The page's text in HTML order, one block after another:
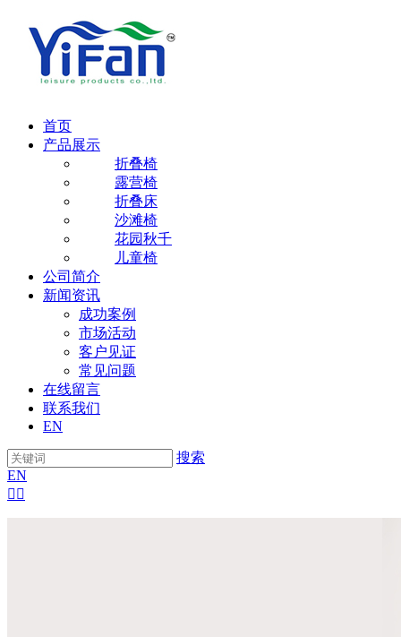
首页
产品展示
折叠椅
露营椅
折叠床
沙滩椅
花园秋千
儿童椅
公司简介
新闻资讯
成功案例
市场活动
客户见证
常见问题
在线留言
联系我们
EN
搜索
EN
 